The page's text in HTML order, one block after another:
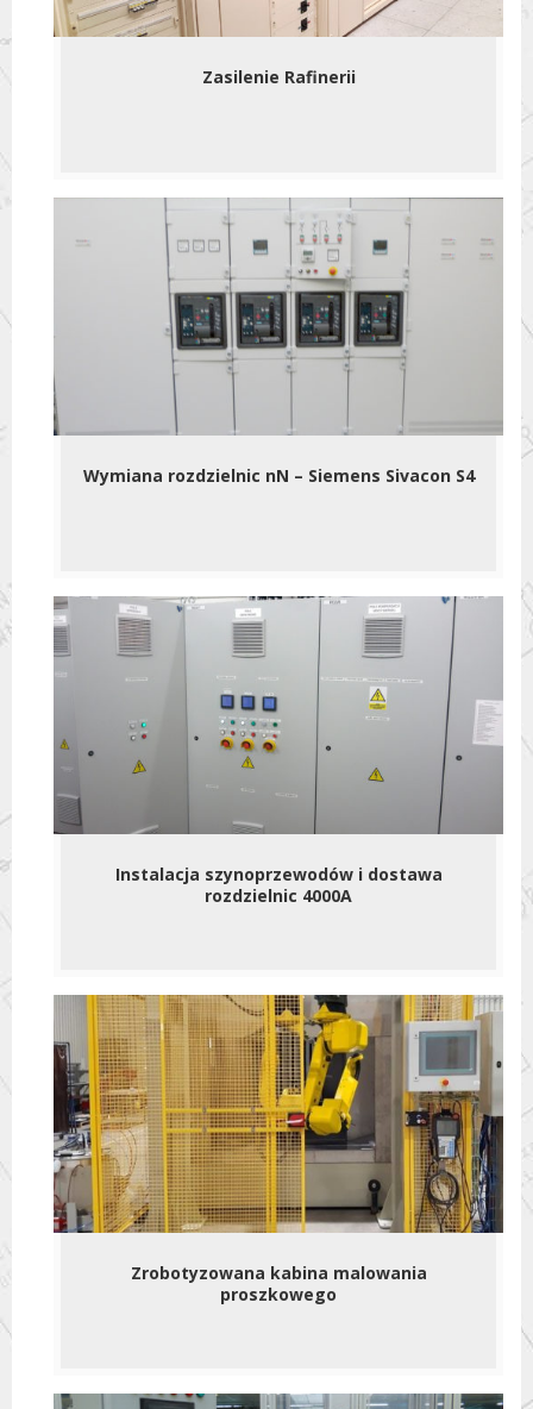
Zasilenie Rafinerii
Wymiana rozdzielnic nN – Siemens Sivacon S4
Instalacja szynoprzewodów i dostawa
rozdzielnic 4000A
Zrobotyzowana kabina malowania
proszkowego